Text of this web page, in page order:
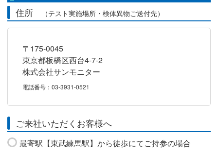
住所
（テスト実施場所・検体異物ご送付先）
〒175-0045
東京都板橋区西台4-7-2
株式会社サンモニター
電話番号：03-3931-0521
ご来社いただくお客様へ
最寄駅【東武練馬駅】から徒歩にてご持参の場合